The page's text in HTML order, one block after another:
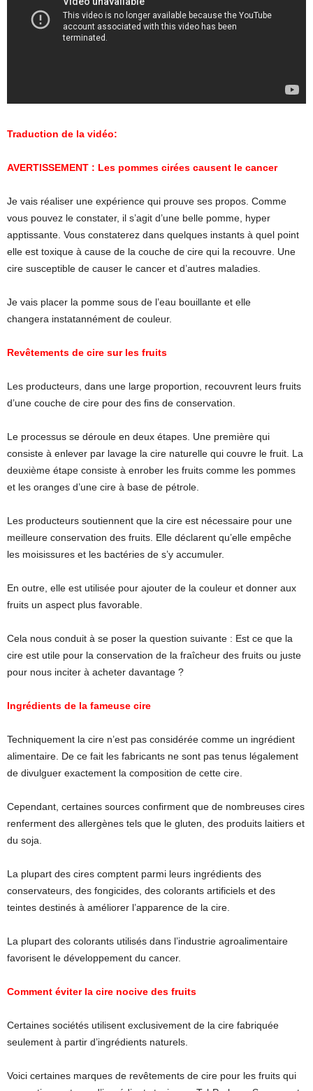
Traduction de la vidéo:
AVERTISSEMENT : Les pommes cirées causent le cancer
Je vais réaliser une expérience qui prouve ses propos. Comme
vous pouvez le constater, il s’agit d’une belle pomme, hyper
apptissante. Vous constaterez dans quelques instants à quel point
elle est toxique à cause de la couche de cire qui la recouvre. Une
cire susceptible de causer le cancer et d’autres maladies.
Je vais placer la pomme sous de l’eau bouillante et elle
changera instatannément de couleur.
Revêtements de cire sur les fruits
Les producteurs, dans une large proportion, recouvrent leurs fruits
d’une couche de cire pour des fins de conservation.
Le processus se déroule en deux étapes. Une première qui
consiste à enlever par lavage la cire naturelle qui couvre le fruit. La
deuxième étape consiste à enrober les fruits comme les pommes
et les oranges d’une cire à base de pétrole.
Les producteurs soutiennent que la cire est nécessaire pour une
meilleure conservation des fruits. Elle déclarent qu’elle empêche
les moisissures et les bactéries de s’y accumuler.
En outre, elle est utilisée pour ajouter de la couleur et donner aux
fruits un aspect plus favorable.
Cela nous conduit à se poser la question suivante : Est ce que la
cire est utile pour la conservation de la fraîcheur des fruits ou juste
pour nous inciter à acheter davantage ?
Ingrédients de la fameuse cire
Techniquement la cire n’est pas considérée comme un ingrédient
alimentaire. De ce fait les fabricants ne sont pas tenus légalement
de divulguer exactement la composition de cette cire.
Cependant, certaines sources confirment que de nombreuses cires
renferment des allergènes tels que le gluten, des produits laitiers et
du soja.
La plupart des cires comptent parmi leurs ingrédients des
conservateurs, des fongicides, des colorants artificiels et des
teintes destinés à améliorer l’apparence de la cire.
La plupart des colorants utilisés dans l’industrie agroalimentaire
favorisent le développement du cancer.
Comment éviter la cire nocive des fruits
Certaines sociétés utilisent exclusivement de la cire fabriquée
seulement à partir d’ingrédients naturels.
Voici certaines marques de revêtements de cire pour les fruits qui